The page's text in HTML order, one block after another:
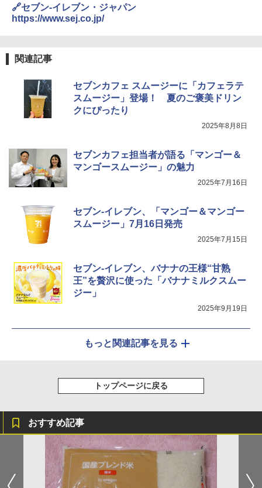
🔗セブン-イレブン・ジャパン
https://www.sej.co.jp/
関連記事
セブンカフェ スムージーに「カフェラテ
スムージー」登場！ 夏のご褒美ドリン
クにぴったり
2025年8月8日
セブンカフェ担当者が語る「マンゴー＆
マンゴースムージー」の魅力
2025年7月16日
セブン-イレブン、「マンゴー＆マンゴー
スムージー」7月16日発売
2025年7月15日
セブン-イレブン、バナナの王様“甘熟
王”を贅沢に使った「バナナミルクスムー
ジー」
2025年9月19日
もっと関連記事を見る
トップページに戻る
おすすめ記事